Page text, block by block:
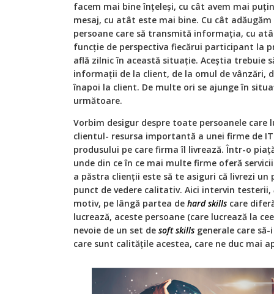
facem mai bine înţeleşi, cu cât avem mai
mesaj, cu atât este mai bine. Cu cât
persoane care să transmită informaţia, cu
funcție de perspectiva fiecărui participant la
află zilnic în această situație. Aceştia trebuie
informaţii de la client, de la omul de vânzări,
înapoi la client. De multe ori se ajunge în
următoare.
Vorbim desigur despre toate persoanele care
clientul- resursa importantă a unei firme de
produsului pe care firma îl livrează. Într-o
unde din ce în ce mai multe firme oferă
a păstra clienţii este să te asiguri că livrezi un
punct de vedere calitativ. Aici intervin testerii,
motiv, pe lângă partea de hard skills care
lucrează, aceste persoane (care lucrează la
nevoie de un set de soft skills generale care
care sunt calitățile acestea, care ne duc mai